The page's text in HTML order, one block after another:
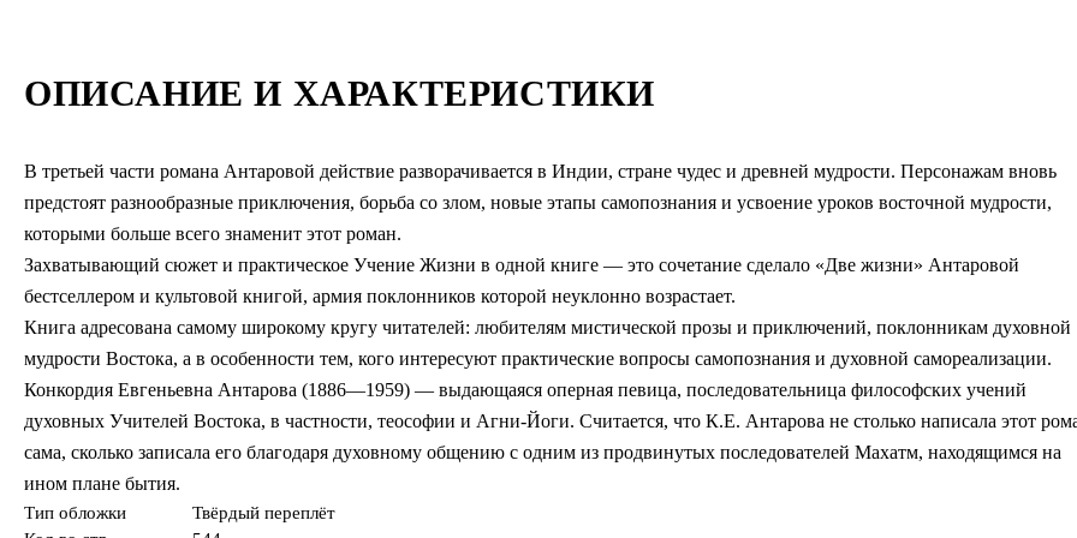
ОПИСАНИЕ И ХАРАКТЕРИСТИКИ
В третьей части романа Антаровой действие разворачивается в Индии, стране чудес и древней мудрости. Персонажам вновь
предстоят разнообразные приключения, борьба со злом, новые этапы самопознания и усвоение уроков восточной мудрости,
которыми больше всего знаменит этот роман.
Захватывающий сюжет и практическое Учение Жизни в одной книге — это сочетание сделало «Две жизни» Антаровой
бестселлером и культовой книгой, армия поклонников которой неуклонно возрастает.
Книга адресована самому широкому кругу читателей: любителям мистической прозы и приключений, поклонникам духовной
мудрости Востока, а в особенности тем, кого интересуют практические вопросы самопознания и духовной самореализации.
Конкордия Евгеньевна Антарова (1886—1959) — выдающаяся оперная певица, последовательница философских учений
духовных Учителей Востока, в частности, теософии и Агни-Йоги. Считается, что К.Е. Антарова не столько написала этот
сама, сколько записала его благодаря духовному общению с одним из продвинутых последователей Махатм, находящимся на
ином плане бытия.
Тип обложки
Твёрдый переплёт